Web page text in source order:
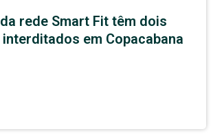
rede Smart Fit têm dois
em Copacabana